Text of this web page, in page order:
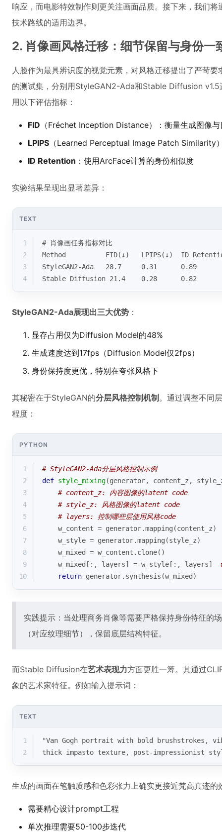
响应，而电影特效制作则更关注画面品质。接下来，我们
技术路线的适用边界。
2. 肖像画风格迁移：细节保留与身份一
人脸作为最具辨识度的视觉元素，对风格迁移提出了严苛
的测试集，分别用StyleGAN2-Ada和Stable Diffusion v1.5
用以下评估指标：
FID （Fréchet Inception Distance）：衡量生成图像
LPIPS （Learned Perceptual Image Patch Similarity
ID Retention ：使用ArcFace计算的身份相似度
实验结果呈现出显著差异：
TEXT
1
# 肖像画任务指标对比
2
Method          FID(↓)   LPIPS(↓)  ID
3
StyleGAN2-Ada   28.7     0.31      0.89
4
Stable Diffusion 21.4    0.28      0.82
StyleGAN2-Ada展现出三大优势 ：
显存占用仅为Diffusion Model的48%
生成速度达到17fps（Diffusion Model仅2fps）
身份保持度更优，特别在夸张风格下
其秘密在于StyleGAN的分层风格控制机制 。通过调整不同
程度：
PYTHON
1
# StyleGAN2-Ada分层风格控制示例
2
def style_mixing(generator, content_z,
3
# content_z: 内容图像的latent code
4
# style_z: 风格图像的latent code
5
# layers: 控制哪些层使用风格code
6
    w_content = generator.mapping(content_z)
7
    w_style = generator.mapping(style_z)
8
    w_mixed = w_content.clone()
9
    w_mixed[:, layers] = w_style[:, layers]
10
return generator.synthesis(w_mixed)
实践提示：当处理商务肖像等需要严格保持身份特征的
（对应纹理细节），保留底层结构特征。
而Stable Diffusion在艺术表现力方面更胜一筹。其通过
象的艺术家特征。例如输入提示词：
TEXT
1
"Van Gogh portrait with bold brushstrokes,
2
thick impasto texture, post-impressionist
生成的画面在笔触质感和色彩张力上确实更接近梵高真迹
需要精心设计prompt工程
单次推理需要50-100步迭代